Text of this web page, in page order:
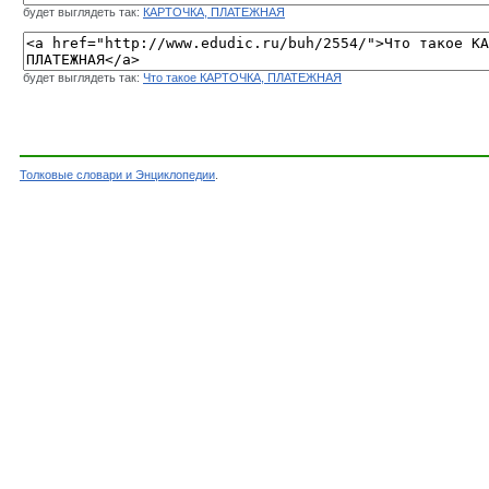
будет выглядеть так: КАРТОЧКА, ПЛАТЕЖНАЯ
будет выглядеть так: Что такое КАРТОЧКА, ПЛАТЕЖНАЯ
Толковые словари и Энциклопедии